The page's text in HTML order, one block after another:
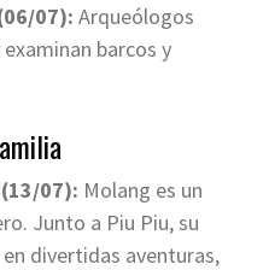
07): Arqueólogos
barcos y
(13/07): Molang es un
Junto a Piu Piu, su
divertidas aventuras,